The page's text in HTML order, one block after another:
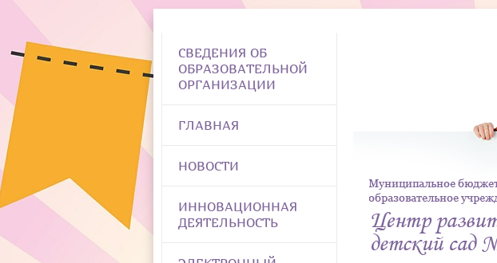
СВЕДЕНИЯ ОБ
ОБРАЗОВАТЕЛЬНОЙ
ОРГАНИЗАЦИИ
ГЛАВНАЯ
НОВОСТИ
ИННОВАЦИОННАЯ
ДЕЯТЕЛЬНОСТЬ